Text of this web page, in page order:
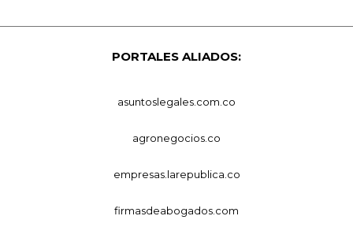
PORTALES ALIADOS:
asuntoslegales.com.co
agronegocios.co
empresas.larepublica.co
firmasdeabogados.com